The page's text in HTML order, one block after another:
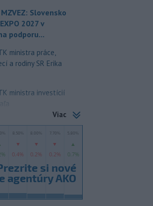
Slovensko
2027 v
podporu...
ministra práce,
a rodiny SR Erika
ministra investícií
Viac